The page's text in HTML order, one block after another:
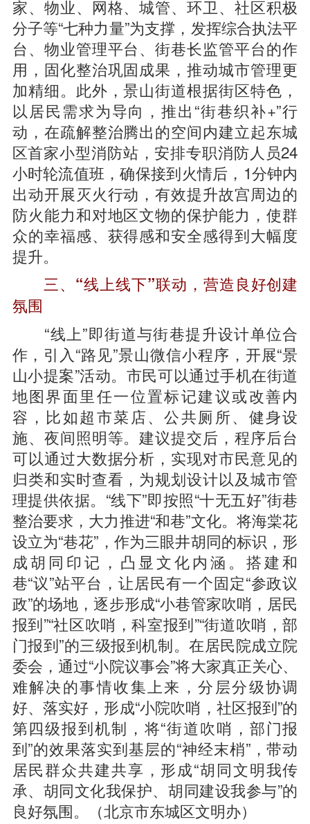
家、物业、网格、城管、环卫、社区积极
分子等“七种力量”为支撑，发挥综合执法平
台、物业管理平台、街巷长监管平台的作
用，固化整治巩固成果，推动城市管理更
加精细。此外，景山街道根据街区特色，
以居民需求为导向，推出“街巷织补+”行
动，在疏解整治腾出的空间内建立起东城
区首家小型消防站，安排专职消防人员24
小时轮流值班，确保接到火情后，1分钟内
出动开展灭火行动，有效提升故宫周边的
防火能力和对地区文物的保护能力，使群
众的幸福感、获得感和安全感得到大幅度
提升。
三、“线上线下”联动，营造良好创建
氛围
“线上”即街道与街巷提升设计单位合
作，引入“路见”景山微信小程序，开展“景
山小提案”活动。市民可以通过手机在街道
地图界面里任一位置标记建议或改善内
容，比如超市菜店、公共厕所、健身设
施、夜间照明等。建议提交后，程序后台
可以通过大数据分析，实现对市民意见的
归类和实时查看，为规划设计以及城市管
理提供依据。“线下”即按照“十无五好”街巷
整治要求，大力推进“和巷”文化。将海棠花
设立为“巷花”，作为三眼井胡同的标识，形
成胡同印记，凸显文化内涵。搭建和
巷“议”站平台，让居民有一个固定“参政议
政”的场地，逐步形成“小巷管家吹哨，居民
报到”“社区吹哨，科室报到”“街道吹哨，部
门报到”的三级报到机制。在居民院成立院
委会，通过“小院议事会”将大家真正关心、
难解决的事情收集上来，分层分级协调
好、落实好，形成“小院吹哨，社区报到”的
第四级报到机制，将“街道吹哨，部门报
到”的效果落实到基层的“神经末梢”，带动
居民群众共建共享，形成“胡同文明我传
承、胡同文化我保护、胡同建设我参与”的
良好氛围。（北京市东城区文明办）